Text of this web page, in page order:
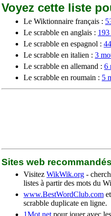
Voyez cette liste
Le Wiktionnaire français :
Le scrabble en anglais :
Le scrabble en espagnol :
Le scrabble en italien : 3
Le scrabble en allemand : 6
Le scrabble en roumain : 5
Sites web recommandés
Visitez WikWik.org -
listes à partir des mots du
www.BestWordClub.com et
scrabble duplicate en ligne.
1Mot.net pour jouer avec